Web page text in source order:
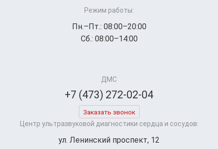
Режим работы:
Пн.–Пт.: 08:00–20:00
Сб.: 08:00–14:00
ДМС
+7 (473) 272-02-04
Заказать звонок
Центр ультразвуковой диагностики сердца и сосудов:
ул. Ленинский проспект, 12